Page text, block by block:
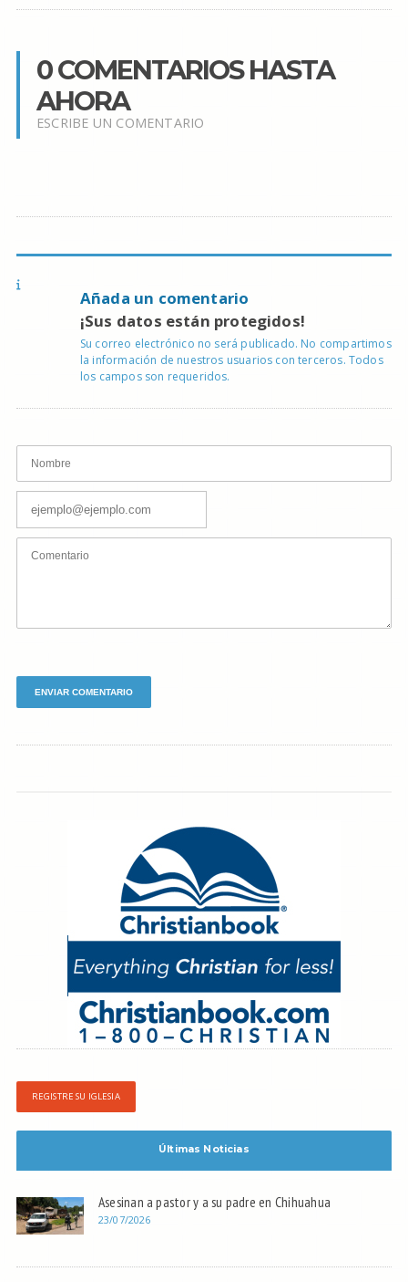
0 COMENTARIOS HASTA
AHORA
ESCRIBE UN COMENTARIO
Añada un comentario
¡Sus datos están protegidos!
Su correo electrónico no será publicado. No compartimos
la información de nuestros usuarios con terceros. Todos
los campos son requeridos.
REGISTRE SU IGLESIA
Últimas Noticias
Asesinan a pastor y a su padre en Chihuahua
23/07/2026